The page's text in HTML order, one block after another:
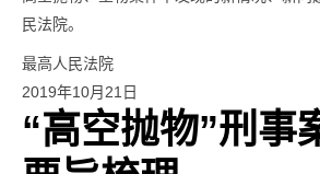
民法院。
最高人民法院
2019年10月21日
“高空抛物”刑事